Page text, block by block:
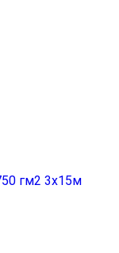
гм2 3x15м